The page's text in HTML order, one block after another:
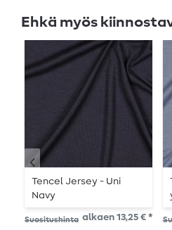
Ehkä myös
Tencel Jersey - Uni
Navy
Suositushinta alkaen 13,25 € *